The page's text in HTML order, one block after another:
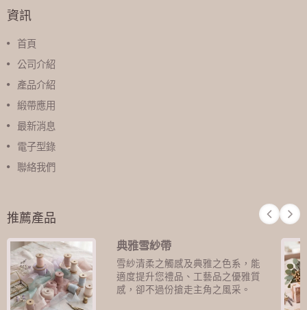
資訊
首頁
公司介紹
產品介紹
緞帶應用
最新消息
電子型錄
聯絡我們
推薦產品
典雅雪紗帶
雪紗清柔之觸感及典雅之色系，能
適度提升您禮品、工藝品之優雅質
感，卻不過份搶走主角之風采。